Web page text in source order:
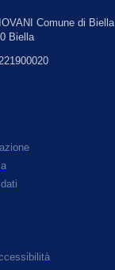
Comune di Biella
Biella